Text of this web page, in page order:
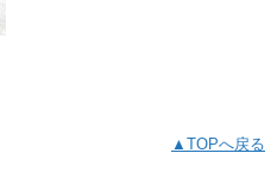
▲TOPへ戻る